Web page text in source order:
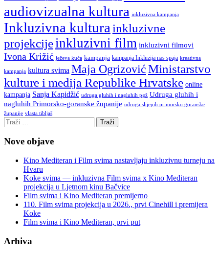
audiovizualna kultura inkluzivna kampanja
Inkluzivna kultura inkluzivne
projekcijeinkluzivni film inkluzivni filmovi
Ivona Križić ježeva kuća kampanja kampanja Inkluzija nas spaja kreativna
kampanja kultura svima Maja OgrizovićMinistarstvo
kulture i medija Republike Hrvatske online
kampanja Sanja Kapidžić udruga gluhih i nagluhih pgž Udruga gluhih i
nagluhih Primorsko-goranske županije udruga slijepih primorsko goranske
županije vlasta tibljaš
Nove objave
Kino Mediteran i Film svima nastavljaju inkluzivnu turneju na
Hvaru
Koke svima — inkluzivna Film svima x Kino Mediteran
projekcija u Ljetnom kinu Bačvice
Film svima i Kino Mediteran premijerno
110. Film svima projekcija u 2026., prvi Cinehill i premijera
Koke
Film svima i Kino Mediteran, prvi put
Arhiva